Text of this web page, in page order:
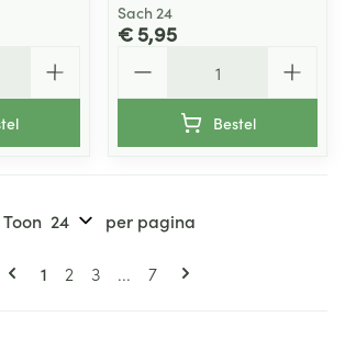
Sach 24
€ 5,95
Bestel
Pagina's
U lees momenteel pagina
1 Pagina
2 Pagina
3 ... Pagina
7
Toon per pagina